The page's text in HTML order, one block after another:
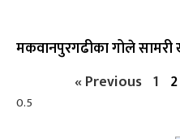
मकवानपुरगढीका गोले
« Previous 1 2